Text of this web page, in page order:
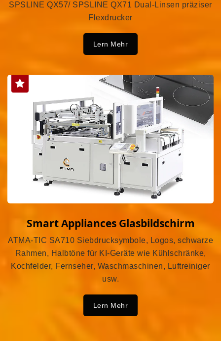
SPSLINE QX57/ SPSLINE QX71 Dual-Linsen präziser
Flexdrucker
Lern Mehr
Smart Appliances Glasbildschirm
ATMA-TIC SA710 Siebdrucksymbole, Logos, schwarze
Rahmen, Halbtöne für KI-Geräte wie Kühlschränke,
Kochfelder, Fernseher, Waschmaschinen, Luftreiniger
usw.
Lern Mehr